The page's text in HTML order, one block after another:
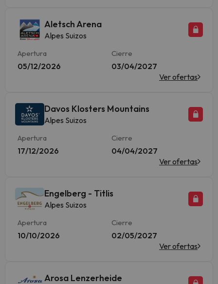
Aletsch Arena
Alpes Suizos
Apertura
05/12/2026
Cierre
03/04/2027
Ver ofertas
Davos Klosters Mountains
Alpes Suizos
Apertura
17/12/2026
Cierre
04/04/2027
Ver ofertas
Engelberg - Titlis
Alpes Suizos
Apertura
10/10/2026
Cierre
02/05/2027
Ver ofertas
Arosa Lenzerheide